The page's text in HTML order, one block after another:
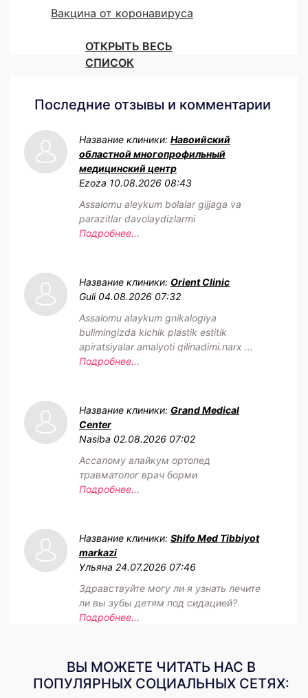
Вакцина от коронавируса
ОТКРЫТЬ ВЕСЬ
СПИСОК
Последние отзывы и комментарии
Название клиники: Навоийский
областной многопрофильный
медицинский центр
Ezoza 10.08.2026 08:43
Assalomu aleykum bolalar gijjaga va
parazitlar davolaydizlarmi
Подробнее...
Название клиники: Orient Clinic
Guli 04.08.2026 07:32
Assalomu alaykum gnikalogiya
bulimingizda kichik plastik estitik
apiratsiyalar amalyoti qilinadimi.narx ...
Подробнее...
Название клиники: Grand Medical
Center
Nasiba 02.08.2026 07:02
Ассалому алайкум ортопед
травматолог врач борми
Подробнее...
Название клиники: Shifo Med Tibbiyot
markazi
Ульяна 24.07.2026 07:46
Здравствуйте могу ли я узнать лечите
ли вы зубы детям под сидацией?
Подробнее...
ВЫ МОЖЕТЕ ЧИТАТЬ НАС В
ПОПУЛЯРНЫХ СОЦИАЛЬНЫХ СЕТЯХ: